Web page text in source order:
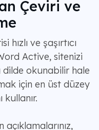
Çeviri ve
ve şaşırtıcı
Active, sitenizi
okunabilir hale
için en üst düzey
kullanır.